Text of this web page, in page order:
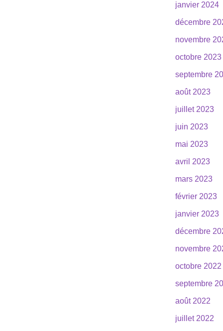
janvier 2024
décembre
novembre
octobre 2023
septembre
août 2023
juillet 2023
juin 2023
mai 2023
avril 2023
mars 2023
février 2023
janvier 2023
décembre
novembre
octobre 2022
septembre
août 2022
juillet 2022